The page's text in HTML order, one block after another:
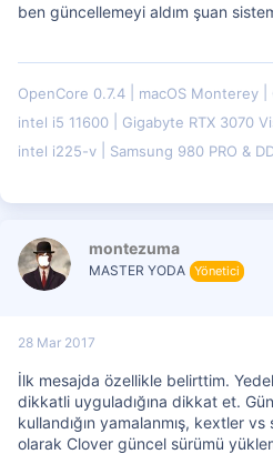
ben güncellemeyi aldım şuan
OpenCore 0.7.4 macOS Monterey
intel i5 11600
Gigabyte RTX 3070
intel i225-v
Samsung 980 PRO &
montezuma
MASTER YODA Yönetici
28 Mar 2017
İlk mesajda özellikle belirttim.
dikkatli uyguladığına dikkat et.
kullandığın yamalanmış, kextler vs
olarak Clover güncel sürümü